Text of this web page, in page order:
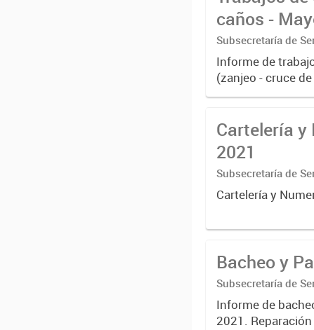
caños -
Subsecretaría de
Informe de
(zanjeo - cruce
Cartelería y
2021
Subsecretaría de
Cartelería y
Bacheo y
Subsecretaría de
Informe de
2021.